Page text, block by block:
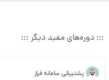
::: دوره‌های مفید دیگر :::
پشتیبانی سامانه فراز